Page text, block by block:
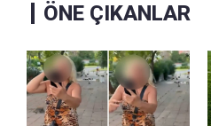
ÖNE ÇIKANLAR